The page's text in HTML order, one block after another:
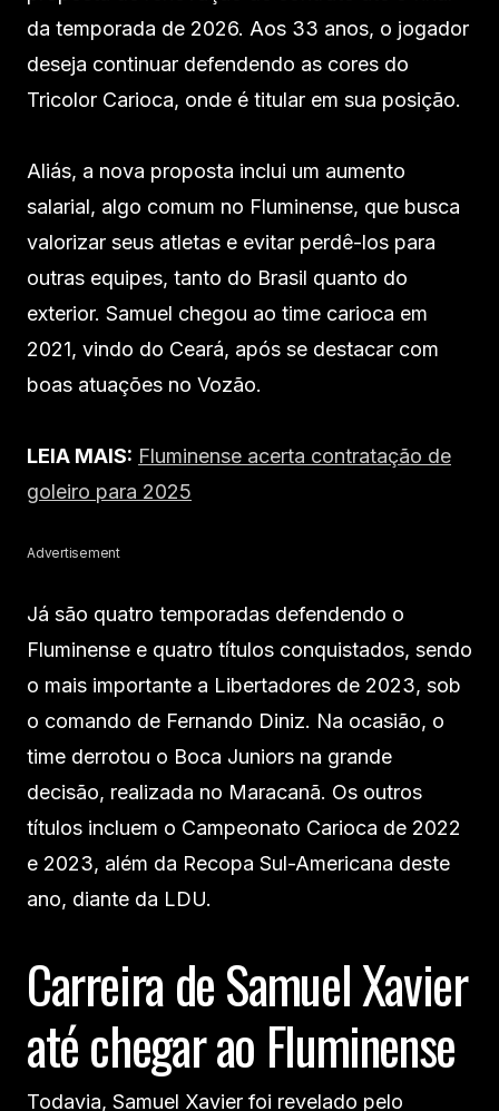
da temporada de 2026. Aos 33 anos, o jogador
deseja continuar defendendo as cores do
Tricolor Carioca, onde é titular em sua posição.
Aliás, a nova proposta inclui um aumento
salarial, algo comum no Fluminense, que busca
valorizar seus atletas e evitar perdê-los para
outras equipes, tanto do Brasil quanto do
exterior. Samuel chegou ao time carioca em
2021, vindo do Ceará, após se destacar com
boas atuações no Vozão.
LEIA MAIS: Fluminense acerta contratação de
goleiro para 2025
Advertisement
Já são quatro temporadas defendendo o
Fluminense e quatro títulos conquistados, sendo
o mais importante a Libertadores de 2023, sob
o comando de Fernando Diniz. Na ocasião, o
time derrotou o Boca Juniors na grande
decisão, realizada no Maracanã. Os outros
títulos incluem o Campeonato Carioca de 2022
e 2023, além da Recopa Sul-Americana deste
ano, diante da LDU.
Carreira de Samuel Xavier
até chegar ao Fluminense
Todavia, Samuel Xavier foi revelado pelo